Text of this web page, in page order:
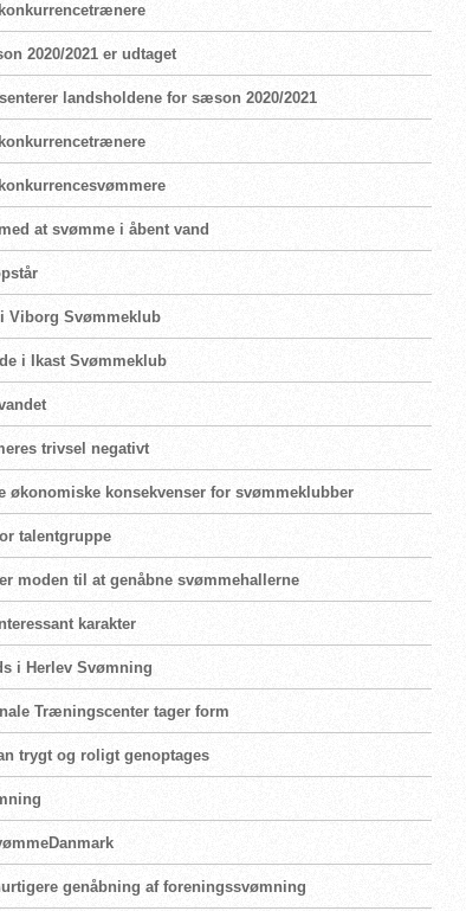
2020/2021 er udtaget
landsholdene for sæson 2020/2021
at svømme i åbent vand
Viborg Svømmeklub
i Ikast Svømmeklub
trivsel negativt
økonomiske konsekvenser for svømmeklubber
talentgruppe
moden til at genåbne svømmehallerne
karakter
i Herlev Svømning
Træningscenter tager form
trygt og roligt genoptages
genåbning af foreningssvømning